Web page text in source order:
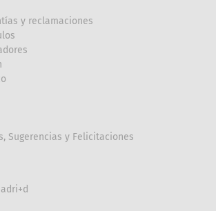
y reclamaciones
Sugerencias y Felicitaciones